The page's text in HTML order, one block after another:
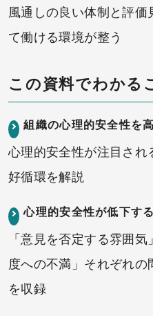
風通しの良い体制と評価
て働ける環境が整う
この資料でわかる
組織の心理的安全性を
心理的安全性が注目され
好循環を解説
心理的安全性が低下す
「意見を否定する雰囲
度への不満」それぞれ
を収録